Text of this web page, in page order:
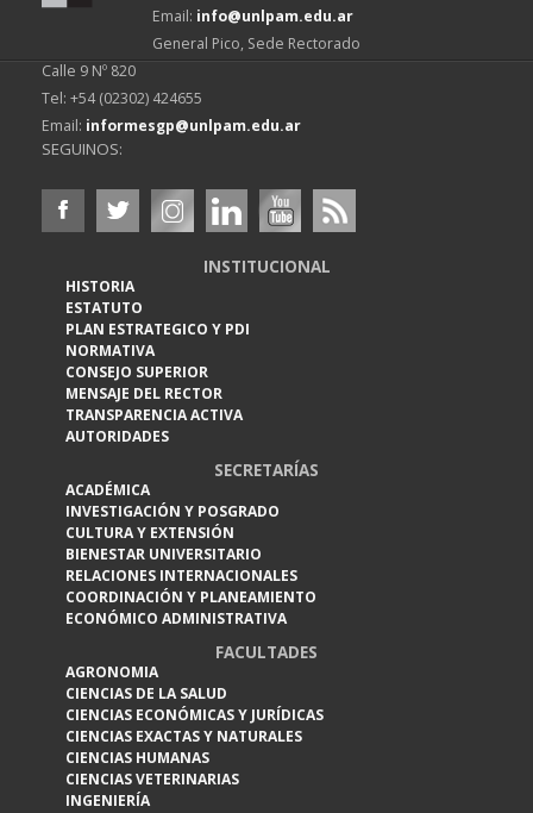
Email: info@unlpam.edu.ar
General Pico, Sede Rectorado
Calle 9 Nº 820
Tel: +54 (02302) 424655
Email: informesgp@unlpam.edu.ar
SEGUINOS:
INSTITUCIONAL
HISTORIA
ESTATUTO
PLAN ESTRATEGICO Y PDI
NORMATIVA
CONSEJO SUPERIOR
MENSAJE DEL RECTOR
TRANSPARENCIA ACTIVA
AUTORIDADES
SECRETARÍAS
ACADÉMICA
INVESTIGACIÓN Y POSGRADO
CULTURA Y EXTENSIÓN
BIENESTAR UNIVERSITARIO
RELACIONES INTERNACIONALES
COORDINACIÓN Y PLANEAMIENTO
ECONÓMICO ADMINISTRATIVA
FACULTADES
AGRONOMIA
CIENCIAS DE LA SALUD
CIENCIAS ECONÓMICAS Y JURÍDICAS
CIENCIAS EXACTAS Y NATURALES
CIENCIAS HUMANAS
CIENCIAS VETERINARIAS
INGENIERÍA